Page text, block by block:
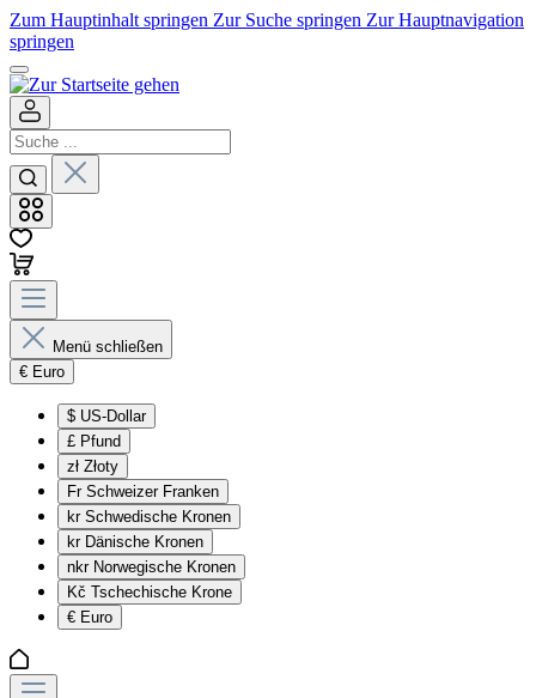
Zum Hauptinhalt springen Zur Suche springen Zur Hauptnavigation
springen
Menü schließen
€ Euro
$ US-Dollar
£ Pfund
zł Złoty
Fr Schweizer Franken
kr Schwedische Kronen
kr Dänische Kronen
nkr Norwegische Kronen
Kč Tschechische Krone
€ Euro